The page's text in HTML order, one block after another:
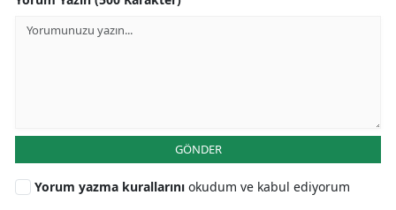
GÖNDER
Yorum yazma kurallarını okudum ve kabul ediyorum